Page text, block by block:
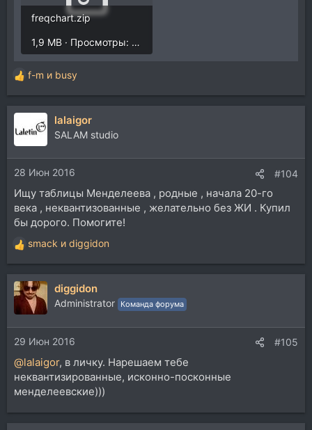
freqchart.zip
1,9 MB · Просмотры: 623
Р
е
а
ц
и
и
:
f-m и busy
lalaigor
SALAM studio
28 Июн 2016 #104
Ищу таблицы Менделеева , родные , начала 20-го
века , неквантизованные , желательно без ЖИ . Купил
бы дорого. Помогите!
Р
е
а
к
и
и
:
smack и diggidon
diggidon
Administrator Команда форума
29 Июн 2016 #105
@lalaigor, в личку. Нарешаем тебе
неквантизированные, исконно-посконные
менделеевские)))